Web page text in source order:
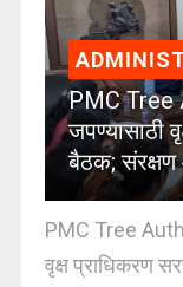
PMC Tree
जपण्यासाठी
बैठक; संरक्षण
PMC Tree
वृक्ष प्राधिकरण